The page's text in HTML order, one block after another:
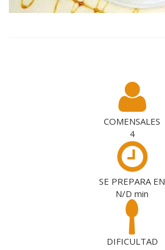
COMENSALES
4
SE PREPARA EN
N/D min
DIFICULTAD